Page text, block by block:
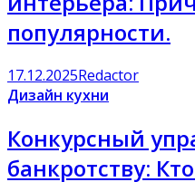
популярности.
17.12.2025Redactor
Дизайн кухни
Конкурсный
банкротству: